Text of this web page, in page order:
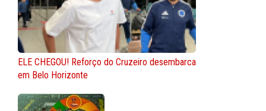
ELE CHEGOU! Reforço do Cruzeiro desembarca
em Belo Horizonte